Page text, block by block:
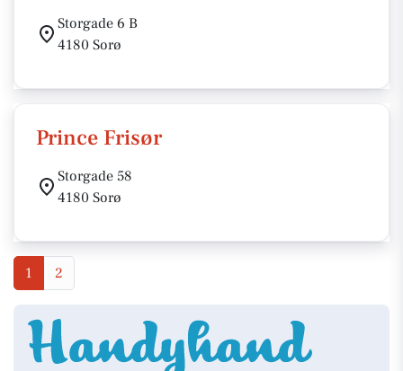
Storgade 6 B
4180 Sorø
Prince Frisør
Storgade 58
4180 Sorø
1 2